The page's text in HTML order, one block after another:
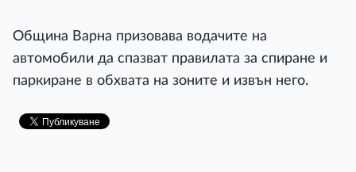
Община Варна призовава водачите на
автомобили да спазват правилата за спиране и
паркиране в обхвата на зоните и извън него.